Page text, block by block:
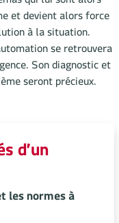
et devient alors force
à la situation.
se retrouvera
Son diagnostic et
seront précieux.
d’un
les normes à